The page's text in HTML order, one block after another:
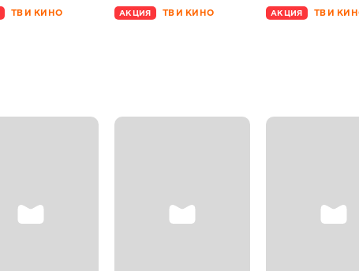
ТВ И КИНО АКЦИЯ ТВ И КИНО АКЦИЯ ТВ И